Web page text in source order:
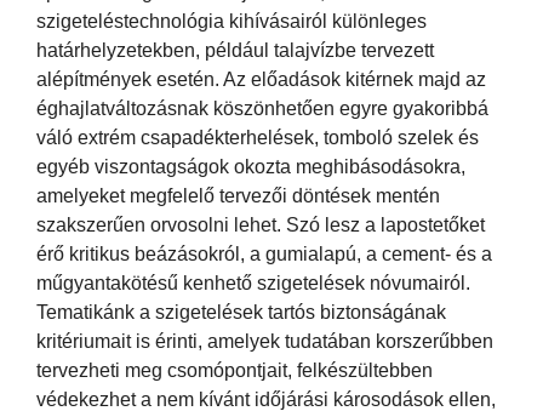
szigeteléstechnológia kihívásairól különleges
határhelyzetekben, például talajvízbe tervezett
alépítmények esetén. Az előadások kitérnek majd az
éghajlatváltozásnak köszönhetően egyre gyakoribbá
váló extrém csapadékterhelések, tomboló szelek és
egyéb viszontagságok okozta meghibásodásokra,
amelyeket megfelelő tervezői döntések mentén
szakszerűen orvosolni lehet. Szó lesz a lapostetőket
érő kritikus beázásokról, a gumialapú, a cement- és a
műgyantakötésű kenhető szigetelések nóvumairól.
Tematikánk a szigetelések tartós biztonságának
kritériumait is érinti, amelyek tudatában korszerűbben
tervezheti meg csomópontjait, felkészültebben
védekezhet a nem kívánt időjárási károsodások ellen,